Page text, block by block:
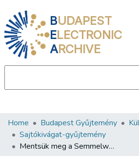
BUDAPEST
ELECTRONIC
ARCHIVE
Communities & Collections
All of DSpace
Home Budapest Gyűjtemény
Sajtókivágat-gyűjtemény
Mentsük meg a Semmelweis-házat!